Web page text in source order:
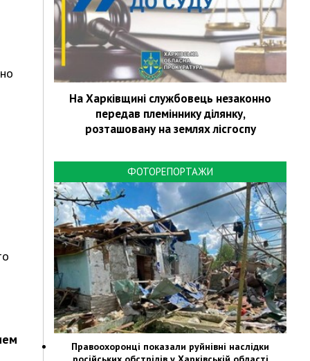
На Харківщині службовець незаконно
передав племіннику ділянку,
розташовану на землях лісгоспу
ФОТОРЕПОРТАЖИ
Правоохоронці показали руйнівні наслідки